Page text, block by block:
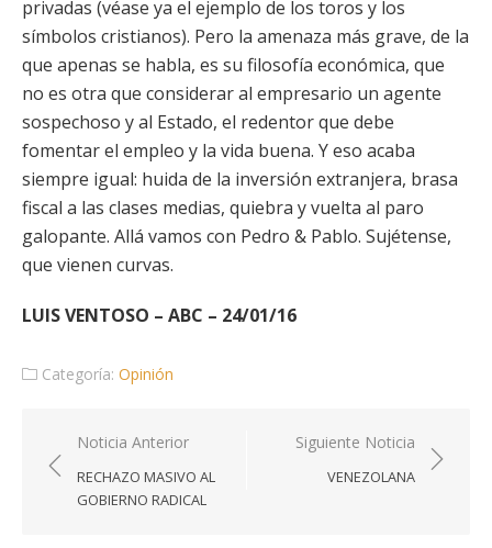
privadas (véase ya el ejemplo de los toros y los
símbolos cristianos). Pero la amenaza más grave, de la
que apenas se habla, es su filosofía económica, que
no es otra que considerar al empresario un agente
sospechoso y al Estado, el redentor que debe
fomentar el empleo y la vida buena. Y eso acaba
siempre igual: huida de la inversión extranjera, brasa
fiscal a las clases medias, quiebra y vuelta al paro
galopante. Allá vamos con Pedro & Pablo. Sujétense,
que vienen curvas.
LUIS VENTOSO – ABC – 24/01/16
Categoría: Opinión
Navegación
de
entradas
Noticia Anterior
RECHAZO MASIVO AL
GOBIERNO RADICAL
Siguiente Noticia
VENEZOLANA